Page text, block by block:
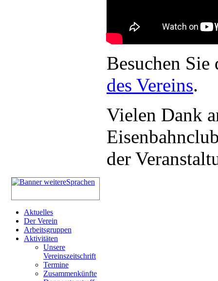
Besuchen
des Vereins.
Vielen Dank
der
Aktuelles
Der Verein
Arbeitsgruppen
Aktivitäten
Unsere
Vereinszeitschrift
Termine
Zusammenkünfte